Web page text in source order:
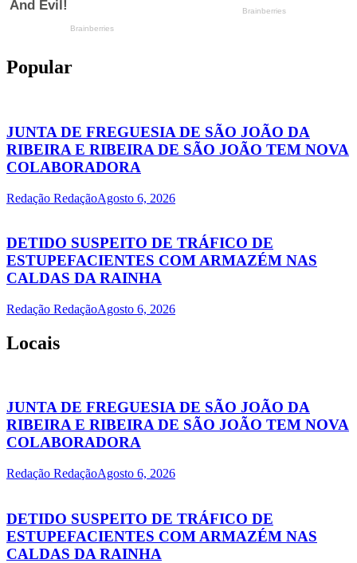
Popular
JUNTA DE FREGUESIA DE SÃO JOÃO DA
RIBEIRA E RIBEIRA DE SÃO JOÃO TEM NOVA
COLABORADORA
Redação RedaçãoAgosto 6, 2026
DETIDO SUSPEITO DE TRÁFICO DE
ESTUPEFACIENTES COM ARMAZÉM NAS
CALDAS DA RAINHA
Redação RedaçãoAgosto 6, 2026
Locais
JUNTA DE FREGUESIA DE SÃO JOÃO DA
RIBEIRA E RIBEIRA DE SÃO JOÃO TEM NOVA
COLABORADORA
Redação RedaçãoAgosto 6, 2026
DETIDO SUSPEITO DE TRÁFICO DE
ESTUPEFACIENTES COM ARMAZÉM NAS
CALDAS DA RAINHA